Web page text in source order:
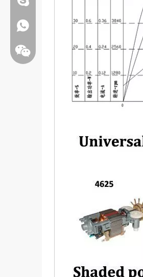
Whatsapp:+86 13808637315
Bate-papo: weiyu287